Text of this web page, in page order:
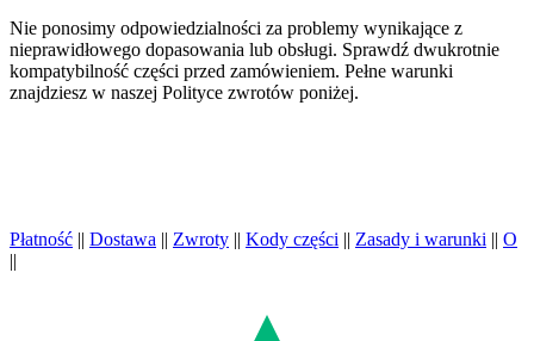
Nie ponosimy odpowiedzialności za problemy wynikające z
nieprawidłowego dopasowania lub obsługi. Sprawdź dwukrotnie
kompatybilność części przed zamówieniem. Pełne warunki
znajdziesz w naszej Polityce zwrotów poniżej.
Płatność || Dostawa || Zwroty || Kody części || Zasady i warunki || O
||